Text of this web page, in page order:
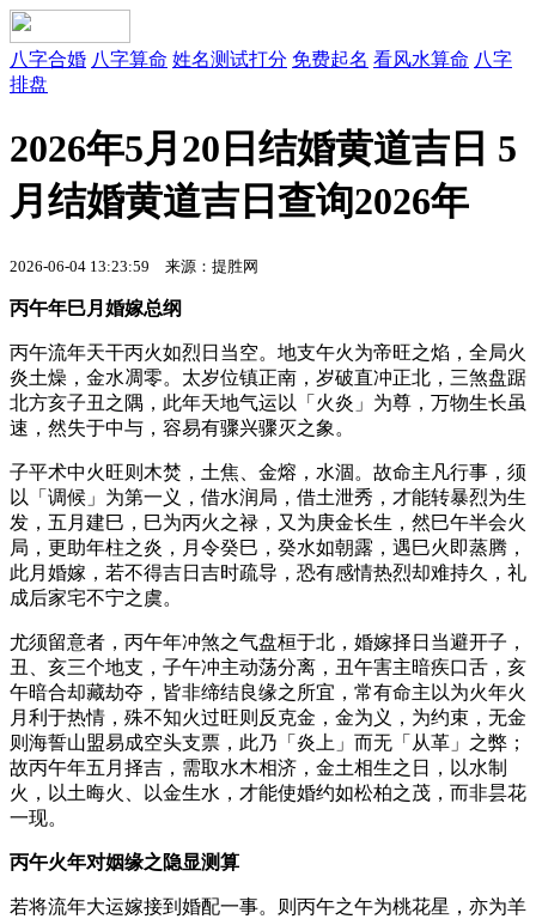
八字合婚 八字算命 姓名测试打分 免费起名 看风水算命 八字
排盘
2026年5月20日结婚黄道吉日 5
月结婚黄道吉日查询2026年
2026-06-04 13:23:59 来源：提胜网
丙午年巳月婚嫁总纲
丙午流年天干丙火如烈日当空。地支午火为帝旺之焰，全局火
炎土燥，金水凋零。太岁位镇正南，岁破直冲正北，三煞盘踞
北方亥子丑之隅，此年天地气运以「火炎」为尊，万物生长虽
速，然失于中与，容易有骤兴骤灭之象。
子平术中火旺则木焚，土焦、金熔，水涸。故命主凡行事，须
以「调候」为第一义，借水润局，借土泄秀，才能转暴烈为生
发，五月建巳，巳为丙火之禄，又为庚金长生，然巳午半会火
局，更助年柱之炎，月令癸巳，癸水如朝露，遇巳火即蒸腾，
此月婚嫁，若不得吉日吉时疏导，恐有感情热烈却难持久，礼
成后家宅不宁之虞。
尤须留意者，丙午年冲煞之气盘桓于北，婚嫁择日当避开子，
丑、亥三个地支，子午冲主动荡分离，丑午害主暗疾口舌，亥
午暗合却藏劫夺，皆非缔结良缘之所宜，常有命主以为火年火
月利于热情，殊不知火过旺则反克金，金为义，为约束，无金
则海誓山盟易成空头支票，此乃「炎上」而无「从革」之弊；
故丙午年五月择吉，需取水木相济，金土相生之日，以水制
火，以土晦火、以金生水，才能使婚约如松柏之茂，而非昙花
一现。
丙午火年对姻缘之隐显测算
若将流年大运嫁接到婚配一事。则丙午之午为桃花星，亦为羊